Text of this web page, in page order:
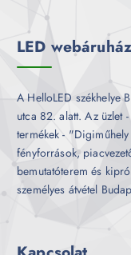
LED
A HelloLED székhelye
utca 82. alatt. Az üzlet
termékek - "Digiműhely
fényforrások,
bemutatóterem és
személyes átvétel